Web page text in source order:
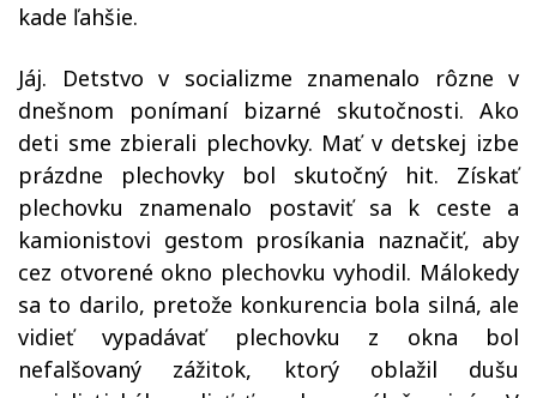
kade ľahšie.
Jáj. Detstvo v socializme znamenalo rôzne v
dnešnom ponímaní bizarné skutočnosti. Ako
deti sme zbierali plechovky. Mať v detskej izbe
prázdne plechovky bol skutočný hit. Získať
plechovku znamenalo postaviť sa k ceste a
kamionistovi gestom prosíkania naznačiť, aby
cez otvorené okno plechovku vyhodil. Málokedy
sa to darilo, pretože konkurencia bola silná, ale
vidieť vypadávať plechovku z okna bol
nefalšovaný zážitok, ktorý oblažil dušu